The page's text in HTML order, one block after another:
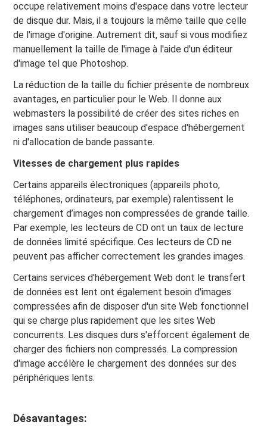
occupe relativement moins d'espace dans votre lecteur
de disque dur. Mais, il a toujours la même taille que celle
de l'image d'origine. Autrement dit, sauf si vous modifiez
manuellement la taille de l'image à l'aide d'un éditeur
d'image tel que Photoshop.
La réduction de la taille du fichier présente de nombreux
avantages, en particulier pour le Web. Il donne aux
webmasters la possibilité de créer des sites riches en
images sans utiliser beaucoup d'espace d'hébergement
ni d'allocation de bande passante.
Vitesses de chargement plus rapides
Certains appareils électroniques (appareils photo,
téléphones, ordinateurs, par exemple) ralentissent le
chargement d’images non compressées de grande taille.
Par exemple, les lecteurs de CD ont un taux de lecture
de données limité spécifique. Ces lecteurs de CD ne
peuvent pas afficher correctement les grandes images.
Certains services d'hébergement Web dont le transfert
de données est lent ont également besoin d'images
compressées afin de disposer d'un site Web fonctionnel
qui se charge plus rapidement que les sites Web
concurrents. Les disques durs s'efforcent également de
charger des fichiers non compressés. La compression
d'image accélère le chargement des données sur des
périphériques lents.
Désavantages: